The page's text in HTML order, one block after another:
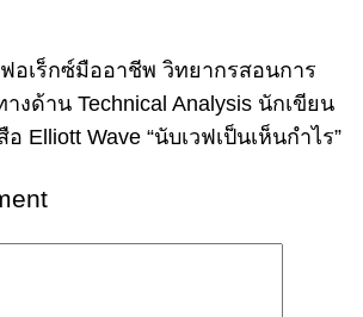
อเร็กซ์มืออาชีพ วิทยากรสอนการ
งด้าน Technical Analysis นักเขียน
อ Elliott Wave “นับเวฟเป็นเห็นกำไร”